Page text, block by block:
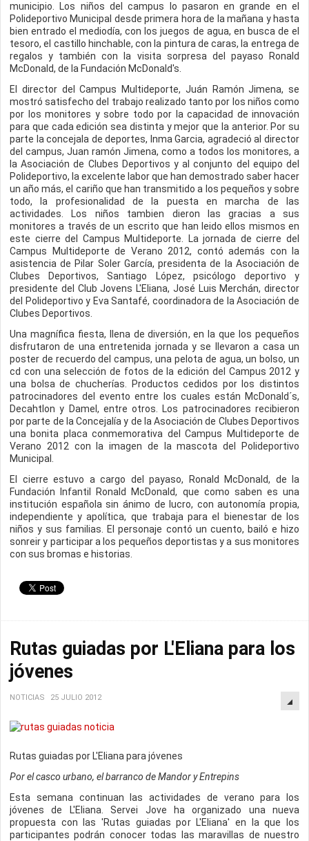
municipio. Los niños del campus lo pasaron en grande en el
Polideportivo Municipal desde primera hora de la mañana y hasta
bien entrado el mediodía, con los juegos de agua, en busca de el
tesoro, el castillo hinchable, con la pintura de caras, la entrega de
regalos y también con la visita sorpresa del payaso Ronald
McDonald, de la Fundación McDonald's.
El director del Campus Multideporte, Juán Ramón Jimena, se
mostró satisfecho del trabajo realizado tanto por los niños como
por los monitores y sobre todo por la capacidad de innovación
para que cada edición sea distinta y mejor que la anterior. Por su
parte la concejala de deportes, Inma Garcia, agradeció al director
del campus, Juan ramón Jimena, como a todos los monitores, a
la Asociación de Clubes Deportivos y al conjunto del equipo del
Polideportivo, la excelente labor que han demostrado saber hacer
un año más, el cariño que han transmitido a los pequeños y sobre
todo, la profesionalidad de la puesta en marcha de las
actividades. Los niños tambien dieron las gracias a sus
monitores a través de un escrito que han leido ellos mismos en
este cierre del Campus Multideporte. La jornada de cierre del
Campus Multideporte de Verano 2012, contó además con la
asistencia de Pilar Soler García, presidenta de la Asociación de
Clubes Deportivos, Santiago López, psicólogo deportivo y
presidente del Club Jovens L'Eliana, José Luis Merchán, director
del Polideportivo y Eva Santafé, coordinadora de la Asociación de
Clubes Deportivos.
Una magnífica fiesta, llena de diversión, en la que los pequeños
disfrutaron de una entretenida jornada y se llevaron a casa un
poster de recuerdo del campus, una pelota de agua, un bolso, un
cd con una selección de fotos de la edición del Campus 2012 y
una bolsa de chucherías. Productos cedidos por los distintos
patrocinadores del evento entre los cuales están McDonald´s,
Decahtlon y Damel, entre otros. Los patrocinadores recibieron
por parte de la Concejalía y de la Asociación de Clubes Deportivos
una bonita placa conmemorativa del Campus Multideporte de
Verano 2012 con la imagen de la mascota del Polideportivo
Municipal.
El cierre estuvo a cargo del payaso, Ronald McDonald, de la
Fundación Infantil Ronald McDonald, que como saben es una
institución española sin ánimo de lucro, con autonomía propia,
independiente y apolítica, que trabaja para el bienestar de los
niños y sus familias. El personaje contó un cuento, bailó e hizo
sonreir y participar a los pequeños deportistas y a sus monitores
con sus bromas e historias.
Rutas guiadas por L'Eliana para los
jóvenes
NOTICIAS 25 JULIO 2012
Rutas guiadas por L'Eliana para jóvenes
Por el casco urbano, el barranco de Mandor y Entrepins
Esta semana continuan las actividades de verano para los
jóvenes de L'Eliana. Servei Jove ha organizado una nueva
propuesta con las 'Rutas guiadas por L'Eliana' en la que los
participantes podrán conocer todas las maravillas de nuestro